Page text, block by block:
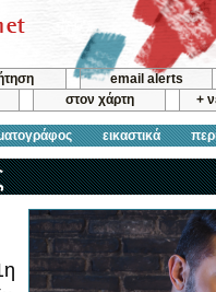
email alerts
στον χάρτη +
εικαστικά